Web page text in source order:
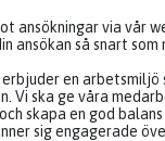
ansökningar via vår
ansökan så snart
en
Vi ska ge våra
skapa en god
sig engagerade